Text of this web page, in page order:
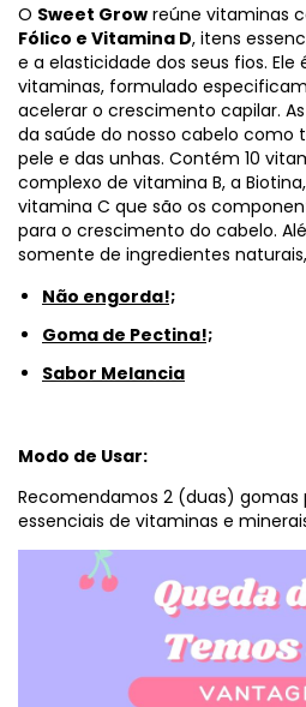
O Sweet Grow reúne vitaminas
Fólico e Vitamina D, itens
e a elasticidade dos seus fios.
vitaminas, formulado
acelerar o crescimento capilar.
da saúde do nosso cabelo como
pele e das unhas. Contém 10
complexo de vitamina B, a
vitamina C que são os
para o crescimento do cabelo.
somente de ingredientes
Não engorda!;
Goma de Pectina!;
Sabor Melancia
Modo de Usar:
Recomendamos 2 (duas) gomas
essenciais de vitaminas e